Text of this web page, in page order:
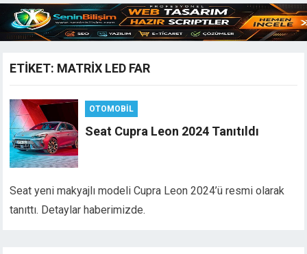
ETIKET: MATRIX LED FAR
OTOMOBIL
Seat Cupra Leon 2024 Tanıtıldı
Seat yeni makyajlı modeli Cupra Leon 2024’ü resmi olarak
tanıttı. Detaylar haberimizde.